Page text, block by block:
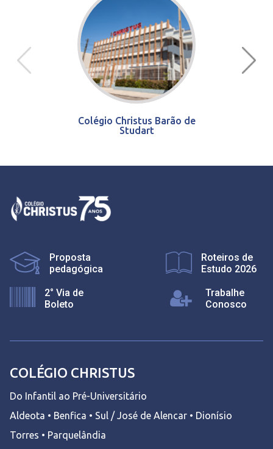
Colégio Christus Barão de
Studart
Proposta
pedagógica
Roteiros de
Estudo 2026
2° Via de
Boleto
Trabalhe
Conosco
COLÉGIO CHRISTUS
Do Infantil ao Pré-Universitário
Aldeota • Benfica • Sul / José de Alencar • Dionísio
Torres • Parquelândia